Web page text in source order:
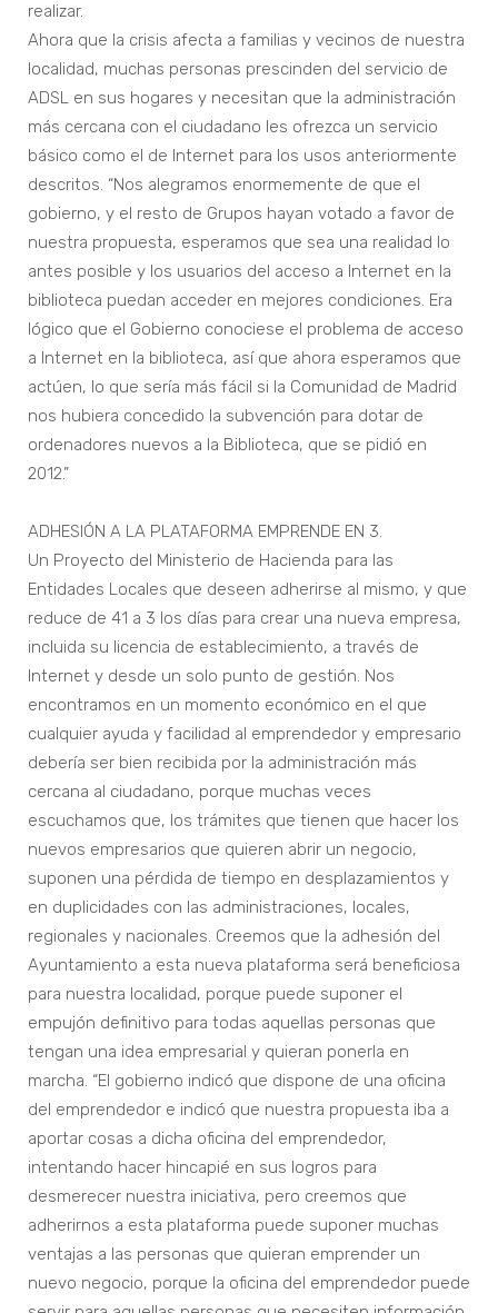
realizar.
Ahora que la crisis afecta a familias y vecinos de nuestra
localidad, muchas personas prescinden del servicio de
ADSL en sus hogares y necesitan que la administración
más cercana con el ciudadano les ofrezca un servicio
básico como el de Internet para los usos anteriormente
descritos. “Nos alegramos enormemente de que el
gobierno, y el resto de Grupos hayan votado a favor de
nuestra propuesta, esperamos que sea una realidad lo
antes posible y los usuarios del acceso a Internet en la
biblioteca puedan acceder en mejores condiciones. Era
lógico que el Gobierno conociese el problema de acceso
a Internet en la biblioteca, así que ahora esperamos que
actúen, lo que sería más fácil si la Comunidad de Madrid
nos hubiera concedido la subvención para dotar de
ordenadores nuevos a la Biblioteca, que se pidió en
2012.”
ADHESIÓN A LA PLATAFORMA EMPRENDE EN 3.
Un Proyecto del Ministerio de Hacienda para las
Entidades Locales que deseen adherirse al mismo, y que
reduce de 41 a 3 los días para crear una nueva empresa,
incluida su licencia de establecimiento, a través de
Internet y desde un solo punto de gestión. Nos
encontramos en un momento económico en el que
cualquier ayuda y facilidad al emprendedor y empresario
debería ser bien recibida por la administración más
cercana al ciudadano, porque muchas veces
escuchamos que, los trámites que tienen que hacer los
nuevos empresarios que quieren abrir un negocio,
suponen una pérdida de tiempo en desplazamientos y
en duplicidades con las administraciones, locales,
regionales y nacionales. Creemos que la adhesión del
Ayuntamiento a esta nueva plataforma será beneficiosa
para nuestra localidad, porque puede suponer el
empujón definitivo para todas aquellas personas que
tengan una idea empresarial y quieran ponerla en
marcha. “El gobierno indicó que dispone de una oficina
del emprendedor e indicó que nuestra propuesta iba a
aportar cosas a dicha oficina del emprendedor,
intentando hacer hincapié en sus logros para
desmerecer nuestra iniciativa, pero creemos que
adherirnos a esta plataforma puede suponer muchas
ventajas a las personas que quieran emprender un
nuevo negocio, porque la oficina del emprendedor puede